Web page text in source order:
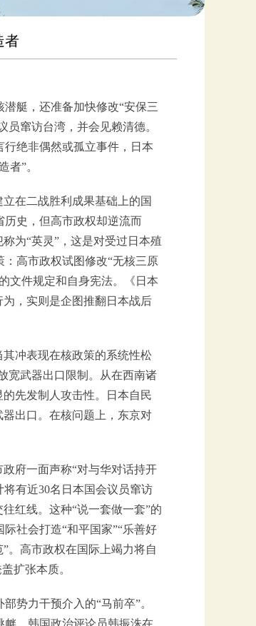
者
艇，还准备加快修改“安保三
窜访台湾，并会见赖清德。
绝非偶然或孤立事件，日本
者”。
在二战胜利成果基础上的国
历史，但高市政权却逆流而
为“英灵”，这是对受过日本殖
高市政权试图修改“无核三原
文件规定和自身宪法。《日本
，实则是企图推翻日本战后
冲表现在核政策的系统性松
宽武器出口限制。从在西南诸
先发制人攻击性。日本自民
出口。在核问题上，东京对
府一面声称“对与华对话持开
有近30名日本国会议员窜访
红线。这种“说一套做一套”的
社会打造“和平国家”“乐善好
。高市政权在国际上竭力将自
扩张本质。
势力干预介入的“马前卒”。
。韩国政治评论员韩振洙在